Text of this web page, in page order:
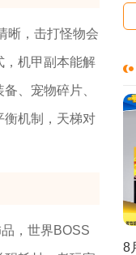
晰，击打怪物会
，机甲副本能解
、宠物碎片、
衡机制，天梯对
，世界BOSS